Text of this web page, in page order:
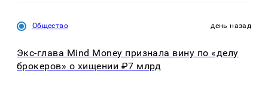
Общество день назад
Экс-глава Mind Money признала вину по «делу
брокеров» о хищении ₽7 млрд